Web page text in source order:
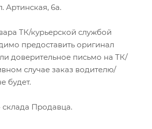
Артинская, 6а.
ТК/курьерской службой
предоставить оригинал
доверительное письмо на ТК/
случае заказ водителю/
будет.
Продавца.